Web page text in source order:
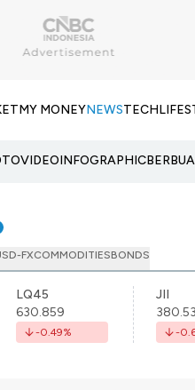
MY MONEYNEWSTECH
VIDEOINFOGRAPHIC
FXCOMMODITIESBONDS
LQ45
630.859
-0.49%
JII
-